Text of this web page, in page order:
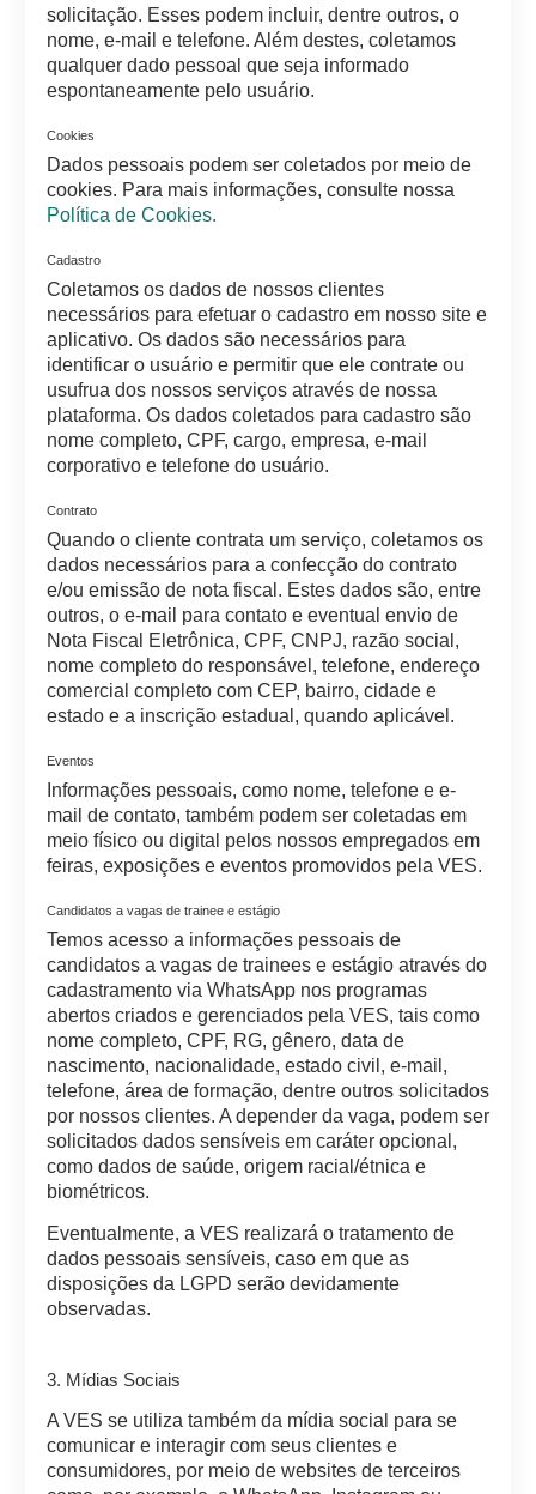
solicitação. Esses podem incluir, dentre outros, o
nome, e-mail e telefone. Além destes, coletamos
qualquer dado pessoal que seja informado
espontaneamente pelo usuário.
Cookies
Dados pessoais podem ser coletados por meio de
cookies. Para mais informações, consulte nossa
Política de Cookies.
Cadastro
Coletamos os dados de nossos clientes
necessários para efetuar o cadastro em nosso site e
aplicativo. Os dados são necessários para
identificar o usuário e permitir que ele contrate ou
usufrua dos nossos serviços através de nossa
plataforma. Os dados coletados para cadastro são
nome completo, CPF, cargo, empresa, e-mail
corporativo e telefone do usuário.
Contrato
Quando o cliente contrata um serviço, coletamos os
dados necessários para a confecção do contrato
e/ou emissão de nota fiscal. Estes dados são, entre
outros, o e-mail para contato e eventual envio de
Nota Fiscal Eletrônica, CPF, CNPJ, razão social,
nome completo do responsável, telefone, endereço
comercial completo com CEP, bairro, cidade e
estado e a inscrição estadual, quando aplicável.
Eventos
Informações pessoais, como nome, telefone e e-
mail de contato, também podem ser coletadas em
meio físico ou digital pelos nossos empregados em
feiras, exposições e eventos promovidos pela VES.
Candidatos a vagas de trainee e estágio
Temos acesso a informações pessoais de
candidatos a vagas de trainees e estágio através do
cadastramento via WhatsApp nos programas
abertos criados e gerenciados pela VES, tais como
nome completo, CPF, RG, gênero, data de
nascimento, nacionalidade, estado civil, e-mail,
telefone, área de formação, dentre outros solicitados
por nossos clientes. A depender da vaga, podem ser
solicitados dados sensíveis em caráter opcional,
como dados de saúde, origem racial/étnica e
biométricos.
Eventualmente, a VES realizará o tratamento de
dados pessoais sensíveis, caso em que as
disposições da LGPD serão devidamente
observadas.
3. Mídias Sociais
A VES se utiliza também da mídia social para se
comunicar e interagir com seus clientes e
consumidores, por meio de websites de terceiros